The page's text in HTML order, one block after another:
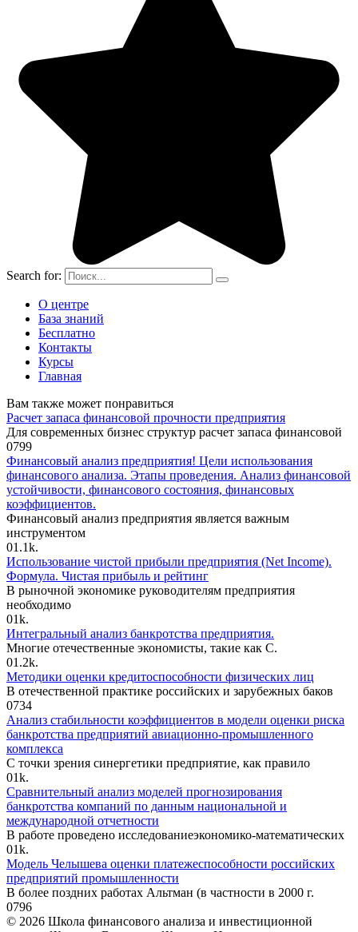
Search for:
О центре
База знаний
Бесплатно
Контакты
Курсы
Главная
Вам также может понравиться
Расчет запаса финансовой прочности предприятия
Для современных бизнес структур расчет запаса финансовой
0799
Финансовый анализ предприятия! Цели использования
финансового анализа. Этапы проведения. Анализ финансовой
устойчивости, финансового состояния, финансовых
коэффициентов.
Финансовый анализ предприятия является важным
инструментом
01.1k.
Использование чистой прибыли предприятия (Net Income).
Формула. Чистая прибыль и рейтинг
В рыночной экономике руководителям предприятия
необходимо
01k.
Интегральный анализ банкротства предприятия.
Многие отечественные экономисты, такие как С.
01.2k.
Методики оценки кредитоспособности физических лиц
В отечественной практике российских и зарубежных баков
0734
Анализ стабильности коэффициентов в модели оценки риска
банкротства предприятий авиационно-промышленного
комплекса
С точки зрения синергетики предприятие, как правило
01k.
Сравнительный анализ моделей прогнозирования
банкротства компаний по данным национальной и
международной отчетности
В работе проведено исследованиеэкономико-математических
01k.
Модель Челышева оценки платежеспособности российских
предприятий промышленности
В более поздних работах Альтман (в частности в 2000 г.
0796
© 2026 Школа финансового анализа и инвестиционной